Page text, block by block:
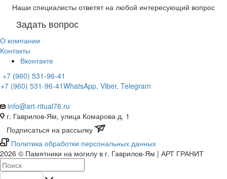
Наши специалисты ответят на любой интересующий вопрос
Задать вопрос
О компании
Контакты
Вконтакте
+7 (960) 531-96-41
+7 (960) 531-96-41WhatsApp, Viber, Telegram
info@art-ritual76.ru
г. Гаврилов-Ям, улица Комарова д. 1
Подписаться на рассылку
Политика обработки персональных данных
2026 © Памятники на могилу в г. Гаврилов-Ям | АРТ ГРАНИТ